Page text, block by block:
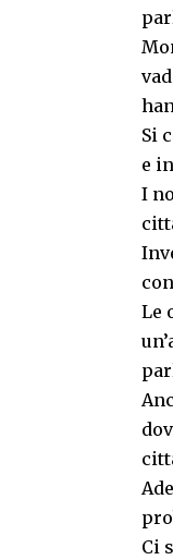
Si
e
I
Le
Ci